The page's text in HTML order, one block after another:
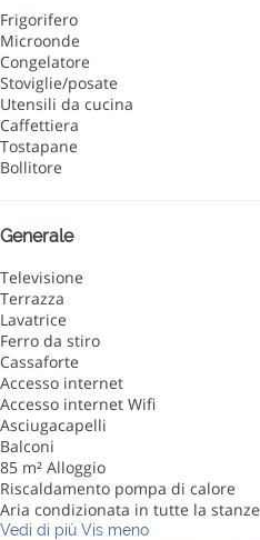
Frigorifero
Microonde
Congelatore
Stoviglie/posate
Utensili da cucina
Caffettiera
Tostapane
Bollitore
Generale
Televisione
Terrazza
Lavatrice
Ferro da stiro
Cassaforte
Accesso internet
Accesso internet Wifi
Asciugacapelli
Balconi
85 m² Alloggio
Riscaldamento pompa di calore
Aria condizionata in tutte la stanze
Vedi di più Vis meno